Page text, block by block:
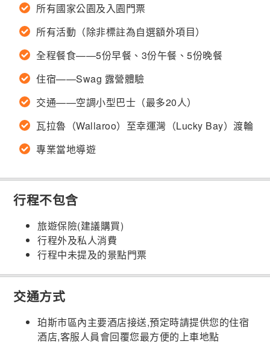
所有國家公園及入園門票
所有活動（除非標註為自選額外項目）
全程餐食——5份早餐、3份午餐、5份晚餐
住宿——Swag 露營體驗
交通——空調小型巴士（最多20人）
瓦拉魯（Wallaroo）至幸運灣（Lucky Bay）渡輪
專業當地導遊
行程不包含
旅遊保險(建議購買)
行程外及私人消費
行程中未提及的景點門票
交通方式
珀斯市區內主要酒店接送,預定時請提供您的住宿
酒店,客服人員會回覆您最方便的上車地點